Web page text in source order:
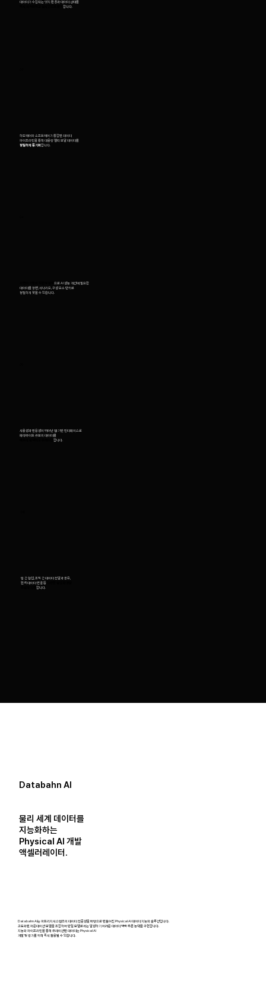
Databahn AI는 파트리지시스템즈의 데이터 전문성을 바탕으로 만들어진 Physical AI 데이터 지능화 솔루션입니다.
고도화된 파운데이션 모델을 조합하여 단일 모델로서는 달성하기 어려운 데이터 맥락 추론 능력을 구현합니다.
지능화 파이프라인을 통해 큐레이션된 데이터는 Physical AI
개발 및 평가를 위해 즉시 활용될 수 있습니다.
물리 세계 데이터를
지능화하는
Physical AI 개발
액셀러레이터.
Databahn AI
데이터가 수집되는 엣지 환경과 데이터 상태를
즉시 시각화하고 실시간으로 분석합니다.
하드웨어와 소프트웨어가 통합된 데이터
파이프라인을 통해 대용량 멀티 모달 데이터를
정밀하게 동기화합니다.
자연어 기반의 직관적 탐색으로 AI 성능 개선에 필요한
데이터를 장면, 시나리오, 구성 요소 단위로
정밀하게 찾을 수 있습니다.
사용성과 반응성이 뛰어난 웹 기반 인터페이스로
페타바이트 규모의 데이터를
빠르게 탐색하고 큐레이션합니다.
팀 간 협업, 조직 간 데이터 전달과 공유,
원격 데이터 연결 등
폭넓게 지원합니다.